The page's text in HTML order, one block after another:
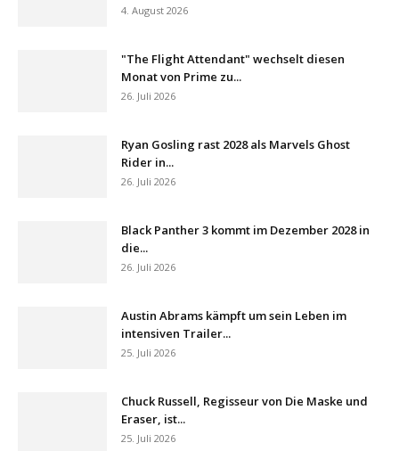
4. August 2026
"The Flight Attendant" wechselt diesen
Monat von Prime zu...
26. Juli 2026
Ryan Gosling rast 2028 als Marvels Ghost
Rider in...
26. Juli 2026
Black Panther 3 kommt im Dezember 2028 in
die...
26. Juli 2026
Austin Abrams kämpft um sein Leben im
intensiven Trailer...
25. Juli 2026
Chuck Russell, Regisseur von Die Maske und
Eraser, ist...
25. Juli 2026